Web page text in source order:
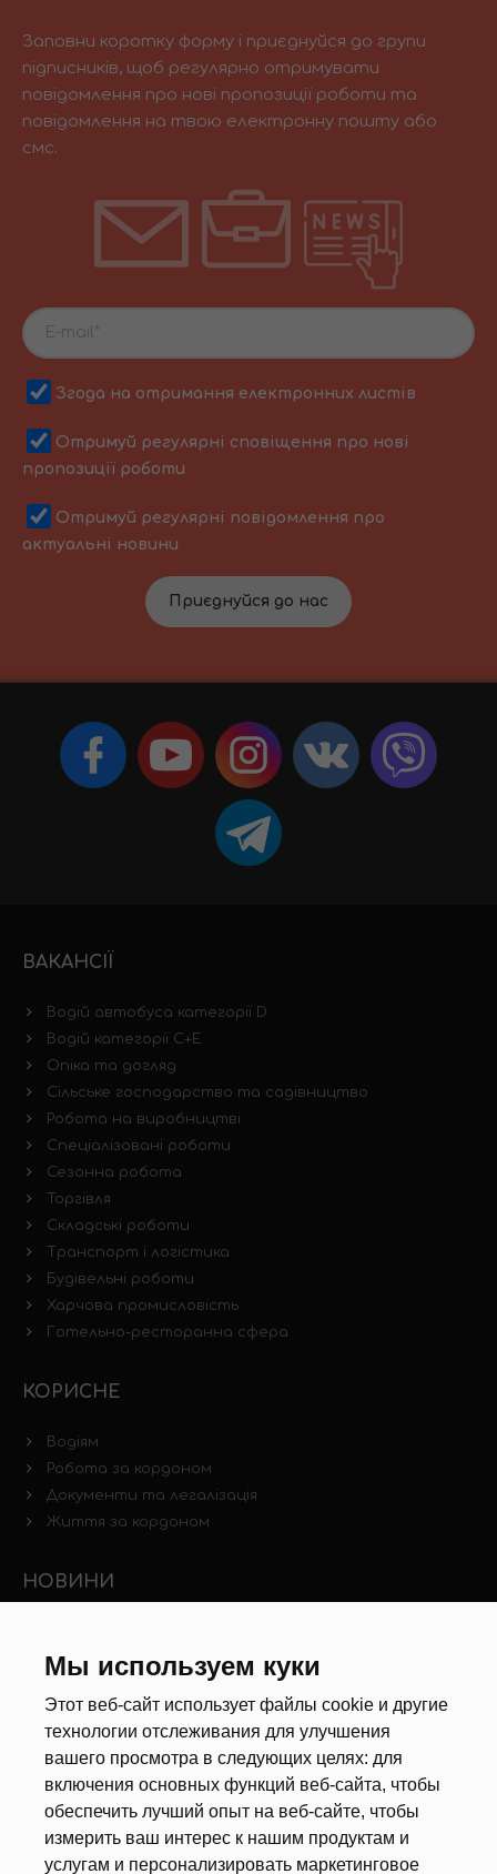
Мы используем куки
Этот веб-сайт использует файлы cookie и другие
технологии отслеживания для улучшения
вашего просмотра в следующих целях: для
включения основных функций веб-сайта, чтобы
обеспечить лучший опыт на веб-сайте, чтобы
измерить ваш интерес к нашим продуктам и
услугам и персонализировать маркетинговое
Заповни коротку форму і приєднуйся до групи
підписників, щоб регулярно отримувати
повідомлення про нові пропозиції роботи та
повідомлення на твою електронну пошту або
смс.
Згода на отримання електронних листів
Отримуй регулярні сповіщення про нові
пропозиції роботи
Отримуй регулярні повідомлення про
актуальні новини
Приєднуйся до нас
ВАКАНСІЇ
Водій автобуса категорії D
Водій категорії C+E
Опіка та догляд
Сільське господарство та садівництво
Робота на виробництві
Спеціалізовані роботи
Сезонна робота
Торгівля
Складські роботи
Транспорт і логістика
Будівельні роботи
Харчова промисловість
Готельно-ресторанна сфера
КОРИСНЕ
Водіям
Робота за кордоном
Документи та легалізація
Життя за кордоном
НОВИНИ
Інші новини
Анкета
Калькулятор дат
Документи